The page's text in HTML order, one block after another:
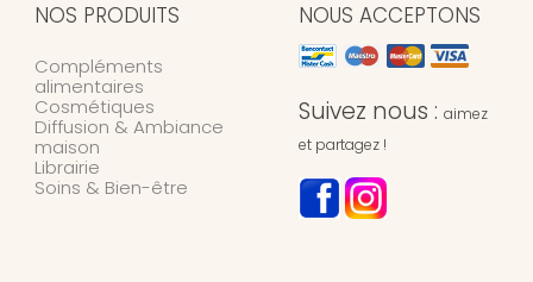
NOS PRODUITS
Compléments
alimentaires
Cosmétiques
Diffusion & Ambiance
maison
Librairie
Soins & Bien-être
NOUS ACCEPTONS
Suivez nous : aimez
et partagez !